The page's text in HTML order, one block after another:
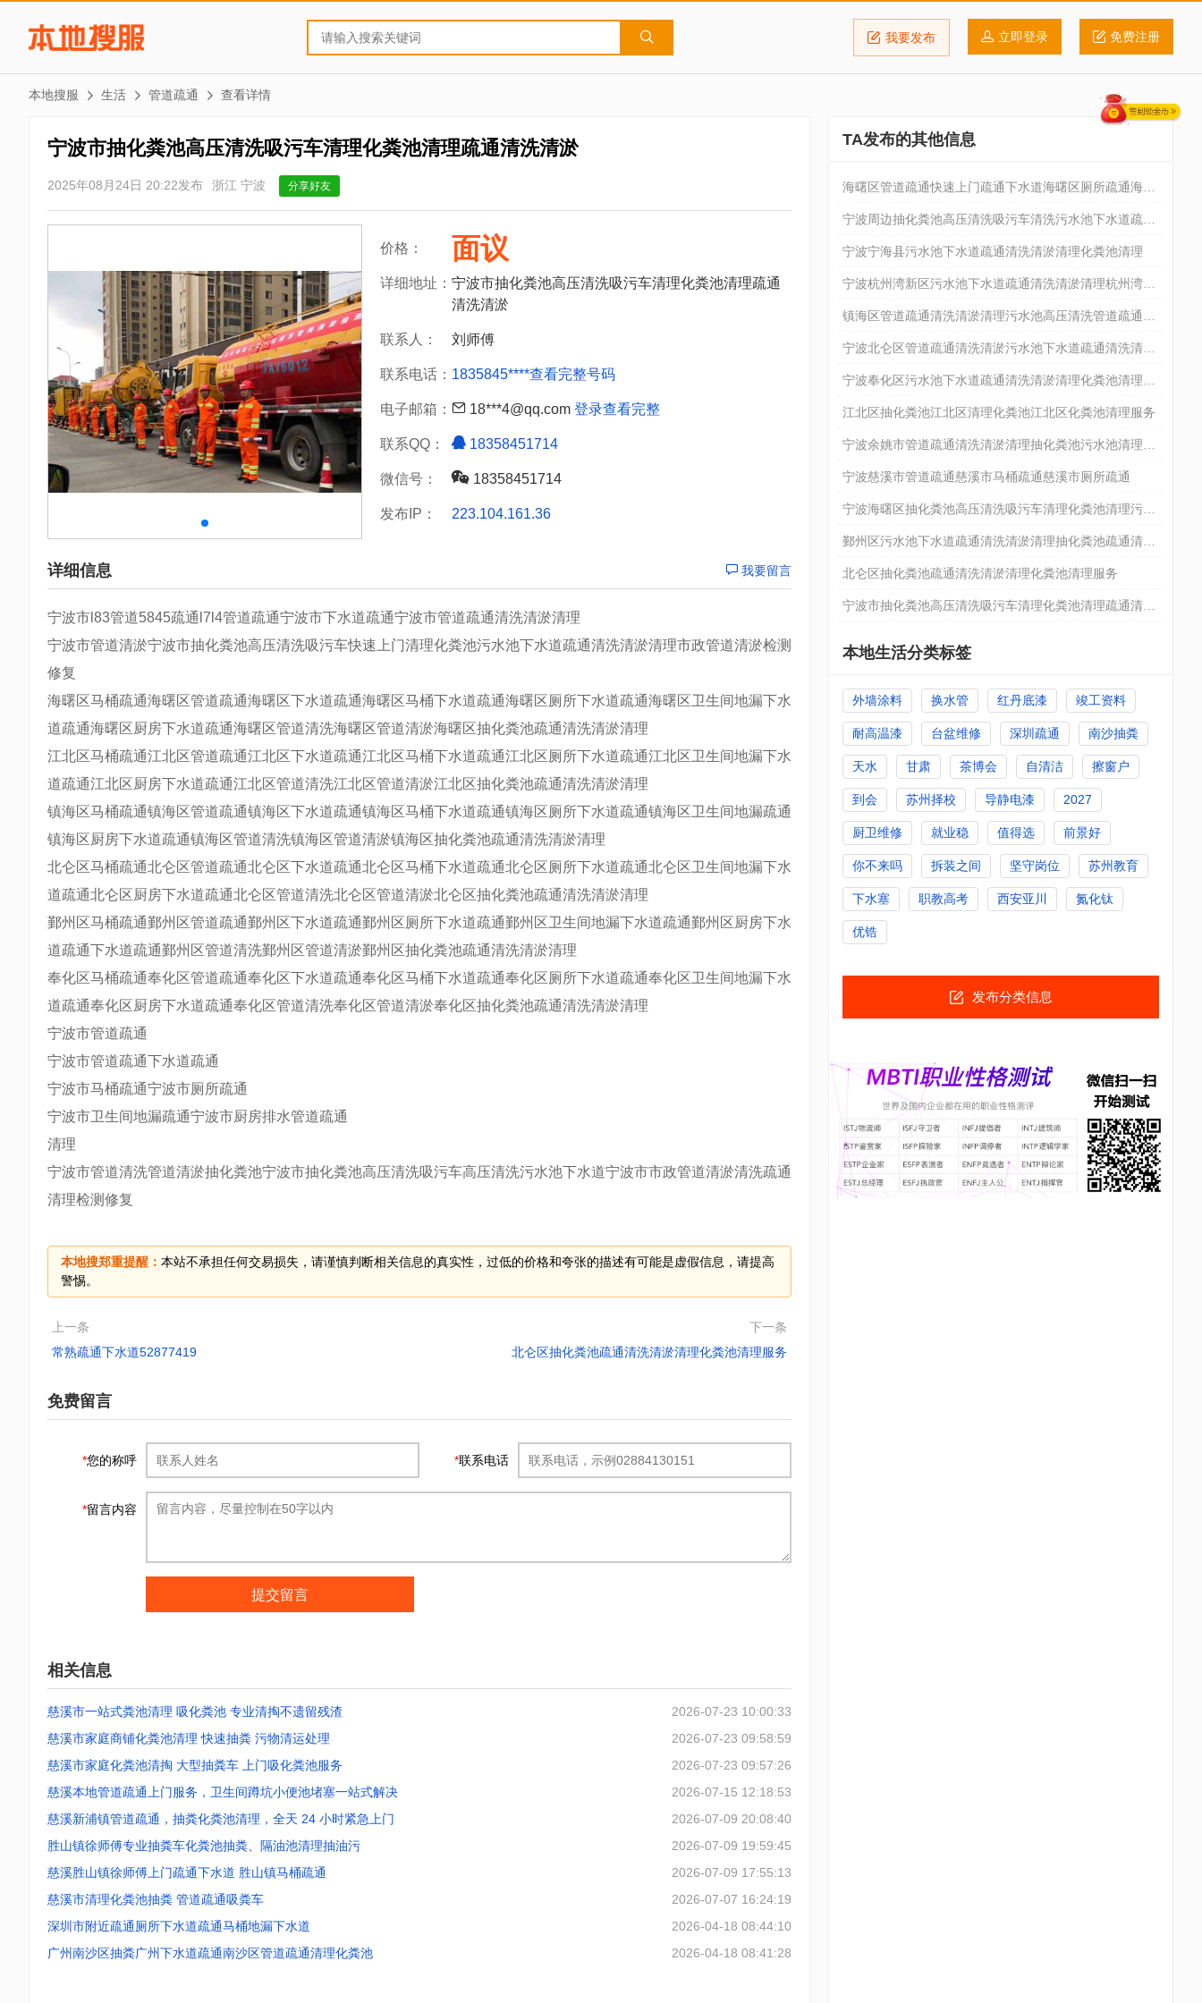
我要发布 立即登录 免费注册
本地搜服 生活 管道疏通 查看详情
宁波市抽化粪池高压清洗吸污车清理化粪池清理疏通清洗清淤
2025年08月24日 20:22发布 浙江 宁波 分享好友
价格： 面议
详细地址： 宁波市抽化粪池高压清洗吸污车清理化粪池清理疏通
清洗清淤
联系人： 刘师傅
联系电话： 1835845****查看完整号码
电子邮箱： 18***4@qq.com 登录查看完整
联系QQ： 18358451714
微信号： 18358451714
发布IP： 223.104.161.36
详细信息 我要留言
宁波市l83管道5845疏通l7l4管道疏通宁波市下水道疏通宁波市管道疏通清洗清淤清理
宁波市管道清淤宁波市抽化粪池高压清洗吸污车快速上门清理化粪池污水池下水道疏通清洗清淤清理市政管道清淤检测
修复
海曙区马桶疏通海曙区管道疏通海曙区下水道疏通海曙区马桶下水道疏通海曙区厕所下水道疏通海曙区卫生间地漏下水
道疏通海曙区厨房下水道疏通海曙区管道清洗海曙区管道清淤海曙区抽化粪池疏通清洗清淤清理
江北区马桶疏通江北区管道疏通江北区下水道疏通江北区马桶下水道疏通江北区厕所下水道疏通江北区卫生间地漏下水
道疏通江北区厨房下水道疏通江北区管道清洗江北区管道清淤江北区抽化粪池疏通清洗清淤清理
镇海区马桶疏通镇海区管道疏通镇海区下水道疏通镇海区马桶下水道疏通镇海区厕所下水道疏通镇海区卫生间地漏疏通
镇海区厨房下水道疏通镇海区管道清洗镇海区管道清淤镇海区抽化粪池疏通清洗清淤清理
北仑区马桶疏通北仑区管道疏通北仑区下水道疏通北仑区马桶下水道疏通北仑区厕所下水道疏通北仑区卫生间地漏下水
道疏通北仑区厨房下水道疏通北仑区管道清洗北仑区管道清淤北仑区抽化粪池疏通清洗清淤清理
鄞州区马桶疏通鄞州区管道疏通鄞州区下水道疏通鄞州区厕所下水道疏通鄞州区卫生间地漏下水道疏通鄞州区厨房下水
道疏通下水道疏通鄞州区管道清洗鄞州区管道清淤鄞州区抽化粪池疏通清洗清淤清理
奉化区马桶疏通奉化区管道疏通奉化区下水道疏通奉化区马桶下水道疏通奉化区厕所下水道疏通奉化区卫生间地漏下水
道疏通奉化区厨房下水道疏通奉化区管道清洗奉化区管道清淤奉化区抽化粪池疏通清洗清淤清理
宁波市管道疏通
宁波市管道疏通下水道疏通
宁波市马桶疏通宁波市厕所疏通
宁波市卫生间地漏疏通宁波市厨房排水管道疏通
清理
宁波市管道清洗管道清淤抽化粪池宁波市抽化粪池高压清洗吸污车高压清洗污水池下水道宁波市市政管道清淤清洗疏通
清理检测修复
本地搜郑重提醒： 本站不承担任何交易损失，请谨慎判断相关信息的真实性，过低的价格和夸张的描述有可能是虚假信息，请提高
警惕。
上一条
常熟疏通下水道52877419
下一条
北仑区抽化粪池疏通清洗清淤清理化粪池清理服务
免费留言
*您的称呼 *联系电话
*留言内容
提交留言
相关信息
慈溪市一站式粪池清理 吸化粪池 专业清掏不遗留残渣
2026-07-23 10:00:33
慈溪市家庭商铺化粪池清理 快速抽粪 污物清运处理
2026-07-23 09:58:59
慈溪市家庭化粪池清掏 大型抽粪车 上门吸化粪池服务
2026-07-23 09:57:26
慈溪本地管道疏通上门服务，卫生间蹲坑小便池堵塞一站式解决
2026-07-15 12:18:53
慈溪新浦镇管道疏通，抽粪化粪池清理，全天 24 小时紧急上门
2026-07-09 20:08:40
胜山镇徐师傅专业抽粪车化粪池抽粪、隔油池清理抽油污
2026-07-09 19:59:45
慈溪胜山镇徐师傅上门疏通下水道 胜山镇马桶疏通
2026-07-09 17:55:13
慈溪市清理化粪池抽粪 管道疏通吸粪车
2026-07-07 16:24:19
深圳市附近疏通厕所下水道疏通马桶地漏下水道
2026-04-18 08:44:10
广州南沙区抽粪广州下水道疏通南沙区管道疏通清理化粪池
2026-04-18 08:41:28
TA发布的其他信息
海曙区管道疏通快速上门疏通下水道海曙区厕所疏通海曙
区马桶疏通
宁波周边抽化粪池高压清洗吸污车清洗污水池下水道疏通
清洗清淤清
宁波宁海县污水池下水道疏通清洗清淤清理化粪池清理
宁波杭州湾新区污水池下水道疏通清洗清淤清理杭州湾新
区抽化粪池
镇海区管道疏通清洗清淤清理污水池高压清洗管道疏通清
洗清淤清理
宁波北仑区管道疏通清洗清淤污水池下水道疏通清洗清淤
清理服务
宁波奉化区污水池下水道疏通清洗清淤清理化粪池清理化
粪池清理
江北区抽化粪池江北区清理化粪池江北区化粪池清理服务
宁波余姚市管道疏通清洗清淤清理抽化粪池污水池清理疏
通清洗清淤
宁波慈溪市管道疏通慈溪市马桶疏通慈溪市厕所疏通
宁波海曙区抽化粪池高压清洗吸污车清理化粪池清理污水
池管道疏通
鄞州区污水池下水道疏通清洗清淤清理抽化粪池疏通清洗
清淤清理
北仑区抽化粪池疏通清洗清淤清理化粪池清理服务
宁波市抽化粪池高压清洗吸污车清理化粪池清理疏通清洗
本地生活分类标签
外墙涂料 换水管 红丹底漆 竣工资料
耐高温漆 台盆维修 深圳疏通 南沙抽粪
天水 甘肃 茶博会 自清洁 擦窗户
到会 苏州择校 导静电漆 2027
厨卫维修 就业稳 值得选 前景好
你不来吗 拆装之间 坚守岗位 苏州教育
下水塞 职教高考 西安亚川 氮化钛
优锆
发布分类信息